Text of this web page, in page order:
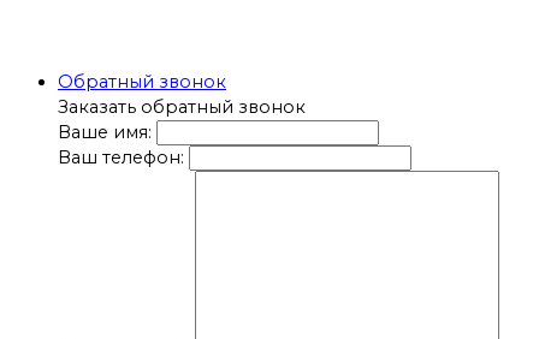
Обратный звонок
Заказать обратный звонок
Ваше имя:
Ваш телефон: